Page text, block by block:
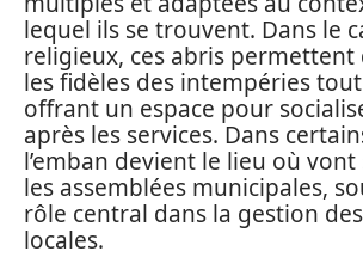
lequel ils se trouvent. Dans le
religieux, ces abris
les fidèles des intempéries
offrant un espace pour
après les services. Dans
l’emban devient le lieu où
les assemblées municipales,
rôle central dans la gestion
locales.